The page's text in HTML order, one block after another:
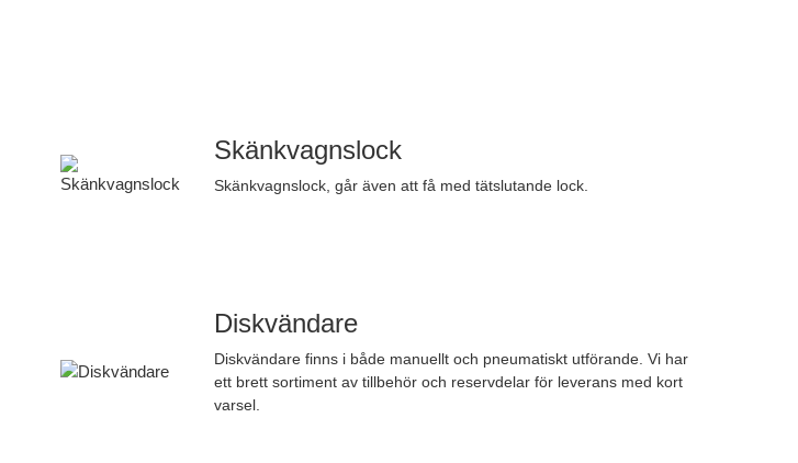
Skänkvagnslock
Skänkvagnslock, går även att få med tätslutande lock.
Diskvändare
Diskvändare finns i både manuellt och pneumatiskt utförande. Vi har
ett brett sortiment av tillbehör och reservdelar för leverans med kort
varsel.